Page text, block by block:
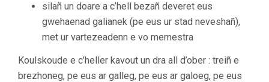
silañ un doare a c’hell bezañ deveret eus
gwehaenad galianek (pe eus ur stad neveshañ),
met ur vartezeadenn e vo memestra
Koulskoude e c’heller kavout un dra all d’ober : treiñ e
brezhoneg, pe eus ar galleg, pe eus ar galoeg, pe eus